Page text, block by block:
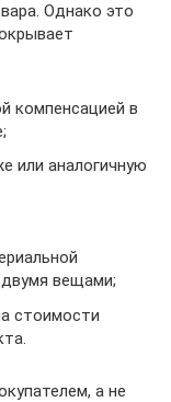
Однако это
компенсацией в
или аналогичную
вещами;
стоимости
а не